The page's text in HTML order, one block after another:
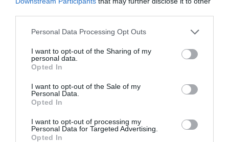
Personal Data Processing Opt Outs
I want to opt-out of the Sharing of my
personal data.
Opted In
I want to opt-out of the Sale of my
Personal Data.
Opted In
I want to opt-out of processing my
Personal Data for Targeted Advertising.
Opted In